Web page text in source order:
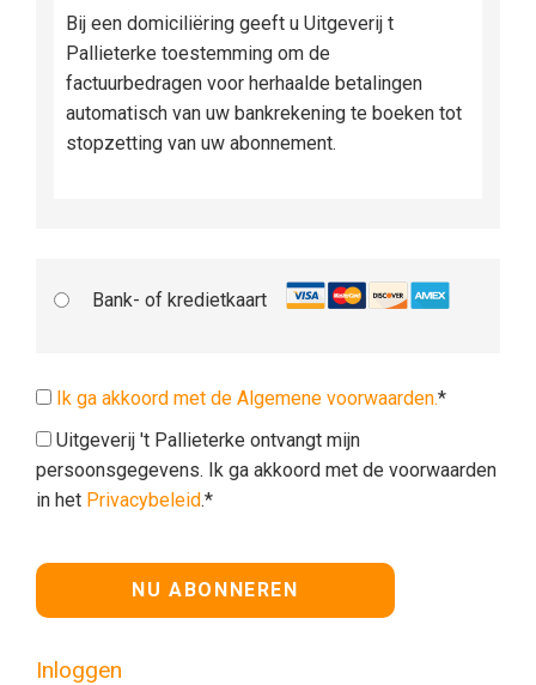
Bij een domiciliëring geeft u Uitgeverij t
Pallieterke toestemming om de
factuurbedragen voor herhaalde betalingen
automatisch van uw bankrekening te boeken tot
stopzetting van uw abonnement.
Bank- of kredietkaart
Ik ga akkoord met de Algemene voorwaarden.*
Uitgeverij 't Pallieterke ontvangt mijn
persoonsgegevens. Ik ga akkoord met de voorwaarden
in het Privacybeleid.*
Geen waarde
Inloggen